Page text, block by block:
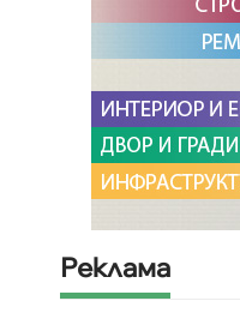
Реклама